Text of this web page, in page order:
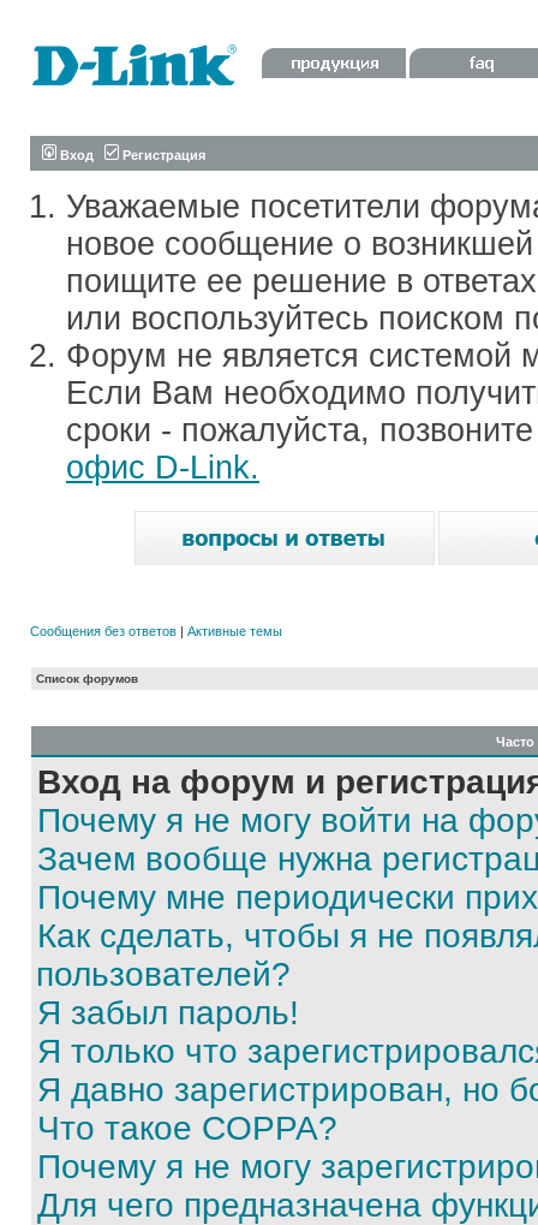
Вход Регистрация
Уважаемые посетители
новое сообщение о
поищите ее решение в
или воспользуйтесь поиском
Форум не является системой
Если Вам необходимо
сроки - пожалуйста,
офис D-Link.
Сообщения без ответов | Активные темы
Список форумов
Вход на форум и
Почему я не могу войти на
Зачем вообще нужна
Почему мне периодически
Как сделать, чтобы я не
пользователей?
Я забыл пароль!
Я только что
Я давно зарегистрирован, но
Что такое COPPA?
Почему я не могу
Для чего предназначена